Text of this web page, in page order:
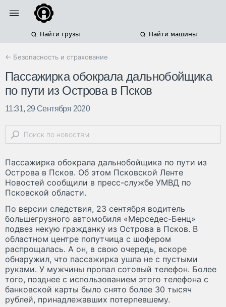
Найти грузы Найти машины
← Безопасность и страхование
Пассажирка обокрала дальнобойщика
по пути из Острова в Псков
11:31, 29 Сентября 2020
Пассажирка обокрала дальнобойщика по пути из
Острова в Псков. Об этом Псковской Ленте
Новостей сообщили в пресс-службе УМВД по
Псковской области.
По версии следствия, 23 сентября водитель
большегрузного автомобиля «Мерседес-Бенц»
подвез некую гражданку из Острова в Псков. В
областном центре попутчица с шофером
распрощалась. А он, в свою очередь, вскоре
обнаружил, что пассажирка ушла не с пустыми
руками. У мужчины пропал сотовый телефон. Более
того, позднее с использованием этого телефона с
банковской карты было снято более 30 тысяч
рублей, принадлежавших потерпевшему.